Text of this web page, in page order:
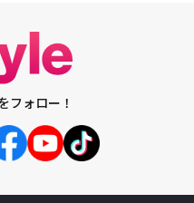
フォロー！